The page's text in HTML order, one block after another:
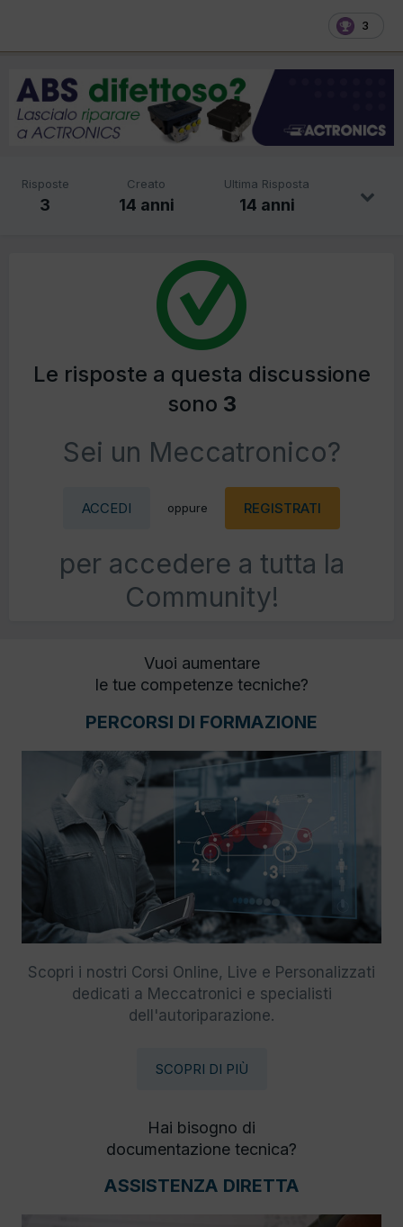
3
Risposte
3
Creato
14 anni
Ultima Risposta
14 anni
Le risposte a questa discussione
sono 3
Sei un Meccatronico?
ACCEDI oppure REGISTRATI
per accedere a tutta la
Community!
Vuoi aumentare
le tue competenze tecniche?
PERCORSI DI FORMAZIONE
Scopri i nostri Corsi Online, Live e Personalizzati
dedicati a Meccatronici e specialisti
dell'autoriparazione.
SCOPRI DI PIÙ
Hai bisogno di
documentazione tecnica?
ASSISTENZA DIRETTA